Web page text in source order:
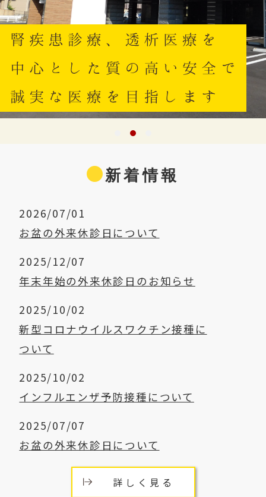
新着情報
2026/07/01
お盆の外来休診日について
2025/12/07
年末年始の外来休診日のお知らせ
2025/10/02
新型コロナウイルスワクチン接種に
ついて
2025/10/02
インフルエンザ予防接種について
2025/07/07
お盆の外来休診日について
詳しく見る